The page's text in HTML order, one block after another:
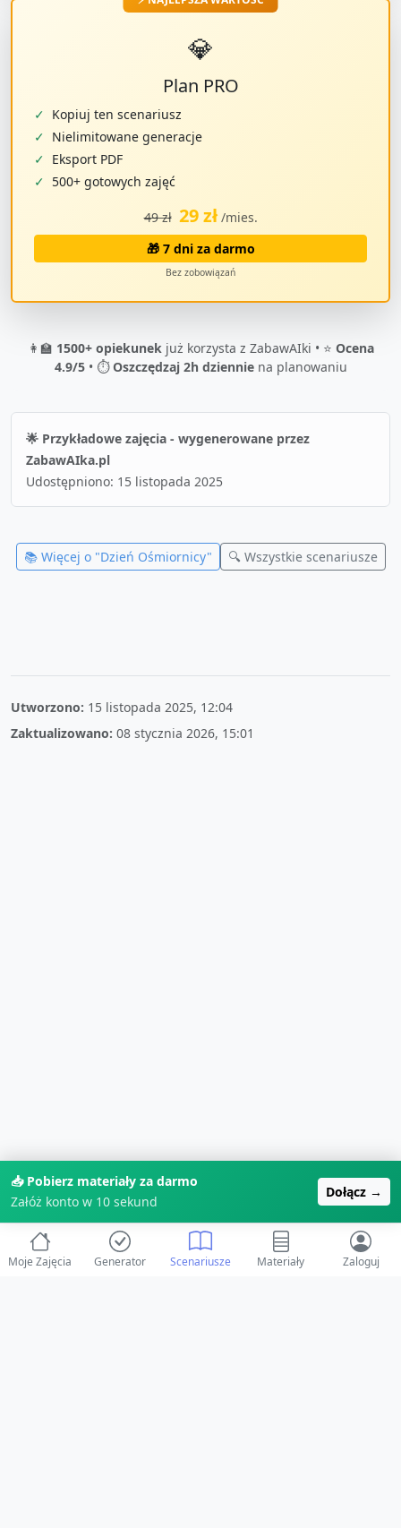
💎
Plan PRO
✓ Kopiuj ten scenariusz
✓ Nielimitowane generacje
✓ Eksport PDF
✓ 500+ gotowych zajęć
49 zł 29 zł /mies.
🎁 7 dni za darmo
Bez zobowiązań
👩‍🏫 1500+ opiekunekjuż korzysta z ZabawAIki • ⭐ Ocena
4.9/5• ⏱️Oszczędzaj 2h dzienniena planowaniu
🌟 Przykładowe zajęcia - wygenerowane przez
ZabawAIka.pl
Udostępniono: 15 listopada 2025
📚 Więcej o "Dzień Ośmiornicy" 🔍 Wszystkie scenariusze
Utworzono: 15 listopada 2025, 12:04
Zaktualizowano: 08 stycznia 2026, 15:01
📥 Pobierz materiały za darmo
Załóż konto w 10 sekund
Dołącz →
Moje Zajęcia Generator Scenariusze Materiały Zaloguj